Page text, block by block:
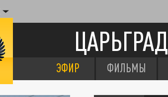
ЦАРЬГРАД
ЭФИР ФИЛЬМЫ